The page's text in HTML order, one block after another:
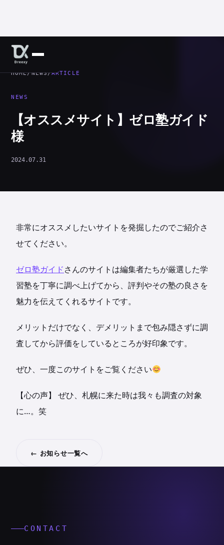
HOME/NEWS/ARTICLE
NEWS
【オススメサイト】ゼロ塾ガイド
様
2024.07.31
非常にオススメしたいサイトを発掘したのでご紹介さ
せてください。
ゼロ塾ガイドさんのサイトは編集者たちが厳選した学
習塾を丁寧に調べ上げてから、評判やその塾の良さを
魅力を伝えてくれるサイトです。
メリットだけでなく、デメリットまで包み隠さずに調
査してから評価をしているところが好印象です。
ぜひ、一度このサイトをご覧ください
【心の声】 ぜひ、札幌に来た時は我々も調査の対象
に…。笑
← お知らせ一覧へ
CONTACT